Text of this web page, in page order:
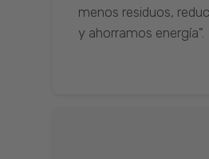
menos residuos,
y ahorramos energía".